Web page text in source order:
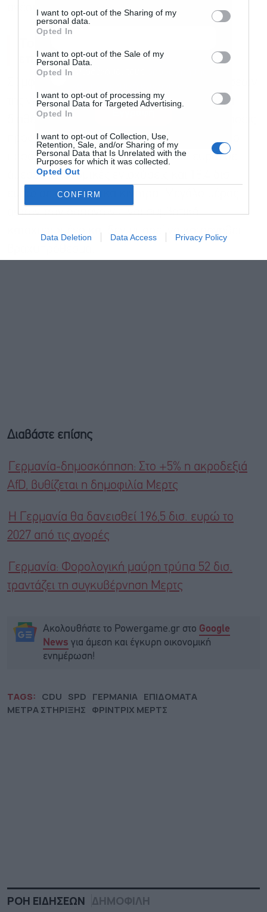
I want to opt-out of the Sharing of my
personal data.
Opted In
I want to opt-out of the Sale of my
Personal Data.
Opted In
I want to opt-out of processing my
Personal Data for Targeted Advertising.
Opted In
I want to opt-out of Collection, Use,
Retention, Sale, and/or Sharing of my
Personal Data that Is Unrelated with the
Purposes for which it was collected.
Opted Out
CONFIRM
Data Deletion Data Access Privacy Policy
ανέστρεψε εκείνο το μέτρο.
επιδοτήσεων
της γερμανικής κυβέρνησης, το Βερολίνο θα
διαθέσει πάνω από 78 δισ. ευρώ σε επιδοτήσεις
προς νοικοκυριά και επιχειρήσεις το 2026. Το
ποσό περιλαμβάνει περίπου 60 δισ. ευρώ σε
άμεσες οικονομικές ενισχύσεις και 18,4 δισ.
ευρώ σε φορολογικά κίνητρα. Μεγάλο μέρος
αυτών των δαπανών είναι συμβατικά
κατοχυρωμένο και δεν μπορεί να καταργηθεί
Διαβάστε επίσης
Γερμανία-δημοσκόπηση: Στο +5% η ακροδεξιά
AfD, βυθίζεται η δημοφιλία Μερτς
Η Γερμανία θα δανεισθεί 196,5 δισ. ευρώ το
2027 από τις αγορές
Γερμανία: Φορολογική μαύρη τρύπα 52 δισ.
τραντάζει τη συγκυβέρνηση Μερτς
Ακολουθήστε το Powergame.gr στο Google
News για άμεση και έγκυρη οικονομική
ενημέρωση!
TAGS: CDU SPD ΓΕΡΜΑΝΙΑ ΕΠΙΔΟΜΑΤΑ
ΜΕΤΡΑ ΣΤΗΡΙΞΗΣ ΦΡΙΝΤΡΙΧ ΜΕΡΤΣ
ΡΟΗ ΕΙΔΗΣΕΩΝ ΔΗΜΟΦΙΛΗ
Αποδέχομαι τους